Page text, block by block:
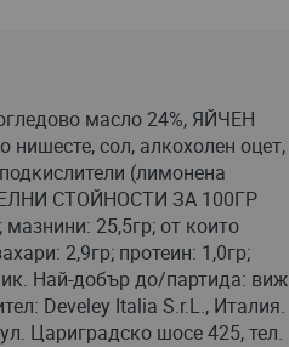
масло 24%, ЯЙЧЕН
сол, алкохолен оцет,
(лимонена
СТОЙНОСТИ ЗА 100ГР
25,5гр; от които
2,9гр; протеин: 1,0гр;
Най-добър до/партида: виж
Develey Italia S.r.L., Италия.
Цариградско шосе 425, тел.